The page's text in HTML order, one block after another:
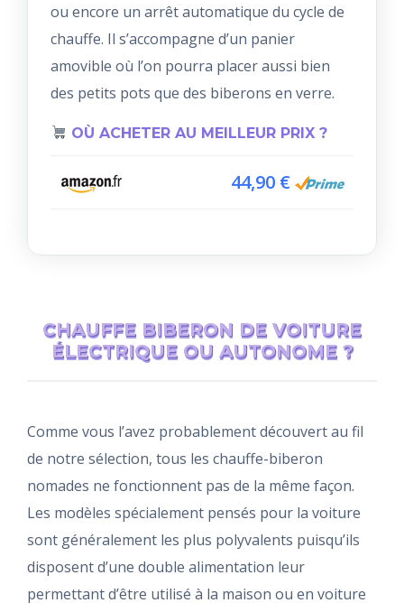
ou encore un arrêt automatique du cycle de
chauffe. Il s’accompagne d’un panier
amovible où l’on pourra placer aussi bien
des petits pots que des biberons en verre.
OÙ ACHETER AU MEILLEUR PRIX ?
44,90 €
CHAUFFE BIBERON DE VOITURE
ÉLECTRIQUE OU AUTONOME ?
Comme vous l’avez probablement découvert au fil
de notre sélection, tous les chauffe-biberon
nomades ne fonctionnent pas de la même façon.
Les modèles spécialement pensés pour la voiture
sont généralement les plus polyvalents puisqu’ils
disposent d’une double alimentation leur
permettant d’être utilisé à la maison ou en voiture